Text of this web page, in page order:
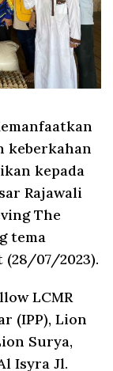
keberkahan
kepada
Rajawali
The
tema
(28/07/2023).
LCMR
(IPP), Lion
Surya,
Isyra Jl.